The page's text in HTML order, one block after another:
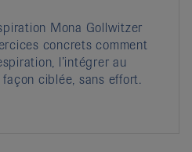
Mona Gollwitzer
concrets comment
l’intégrer au
ciblée, sans effort.